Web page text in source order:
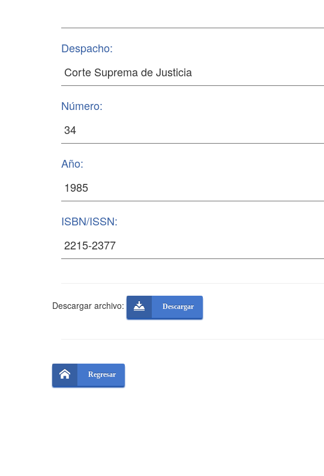
Despacho:
Número:
Año:
ISBN/ISSN:
Descargar archivo: Descargar
Regresar